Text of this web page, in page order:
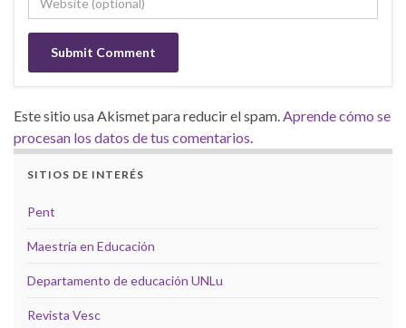
Este sitio usa Akismet para reducir el spam. Aprende cómo se
procesan los datos de tus comentarios
SITIOS DE INTERÉS
Pent
Maestría en Educación
Departamento de educación UNLu
Revista Vesc